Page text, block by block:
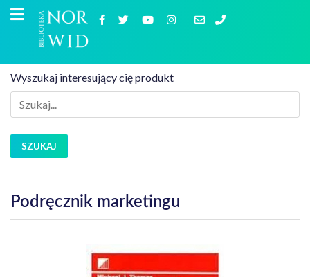
Wyszukaj interesujący cię produkt
SZUKAJ
Podręcznik marketingu